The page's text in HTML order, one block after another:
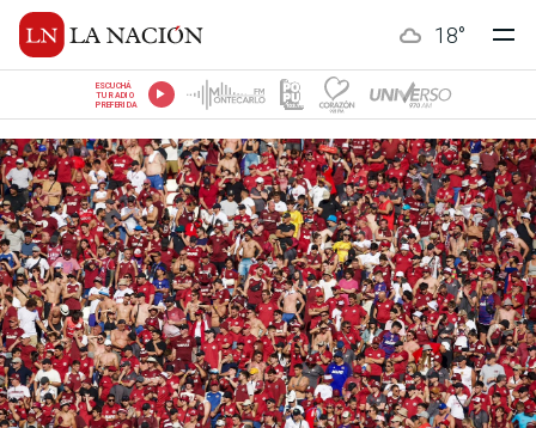
18°
ESCUCHÁ
TU RADIO
PREFERIDA